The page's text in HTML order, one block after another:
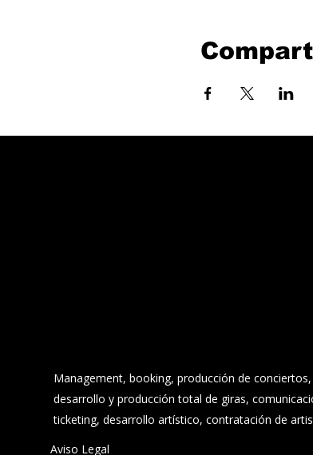
Management, booking, producción de conciertos,
desarrollo y producción total de giras,
ticketing, desarrollo artístico, contratación de
Aviso Legal